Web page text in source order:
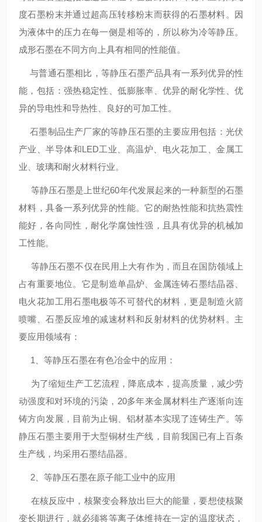
度石墨粉末并通过超高压转移粉末而获得的石墨材料。因
为液体中的压力在每一侧是相等的，所以称为冷等静压。
成形石墨在不同方向上具有相同的性能值。
与普通石墨相比，等静压石墨产品具有一系列优异的性
能，包括：强热稳定性、低膨胀率、优异的耐化学性、优
异的导电性和导热性、良好的可加工性。
石墨制品生产厂家的等静压石墨的主要应用包括：光伏
产业、半导体和LED工业、高温炉、电火花加工、金属工
业、玻璃和耐火材料行业。
等静压石墨是上世纪60年代发展起来的一种新型的石墨
材料，具备一系列优异的性能。它的耐热性能和抗热震性
能好，各向同性，耐化学腐蚀性强，且具有优异的机械加
工性能。
等静压石墨不仅在民用上大有作为，而且在国防领域上
占有重要地位。它是制造单晶炉、金属连铸石墨结晶器、
电火花加工用石墨电极等不可替代的材料，更是制造火箭
喷嘴、石墨反应堆的减速材料和反射材料的优势材料。主
要应用领域有：
1、等静压石墨在有色冶金中的应用：
为了缩短生产工艺流程，降底成本，提高质量，减少劳
动强度和对环境的污染，20多年来金属材料生产逐渐向连
铸方向发展，目前为止铜、铝材基本实现了连铸生产。等
静压石墨主要用于大型铜材生产线，目前我国已有上百条
生产线，均采用石墨结晶器。
2、等静压石墨在原子能工业中的应用
在核反应中，核聚变会释放出巨大的能量，要想使核聚
变长期进行，就必须将等离子体维持在一定的温度状态，